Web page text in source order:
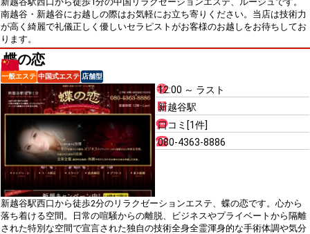
南越谷・新越谷にお越しの際はお気軽にお立ち寄りください。当店は技術力
が高く綺麗で礼儀正しく優しいセラピストがお客様のお越しをお待ちしてお
ります。
蝶の恋
一般エステ 中国式エステ 店舗型
12:00 ～ ラスト
新越谷駅
口コミ[1件]
080-4363-8886
新越谷駅西口から徒歩2分のリラクゼーションエステ、蝶の恋です。心から
落ち着ける空間。日常の喧騒からの離脱、ビジネスやプライベートから隔離
された特別な空間で宣言された独自の技術全身全霊渾身的な手術体調や気分